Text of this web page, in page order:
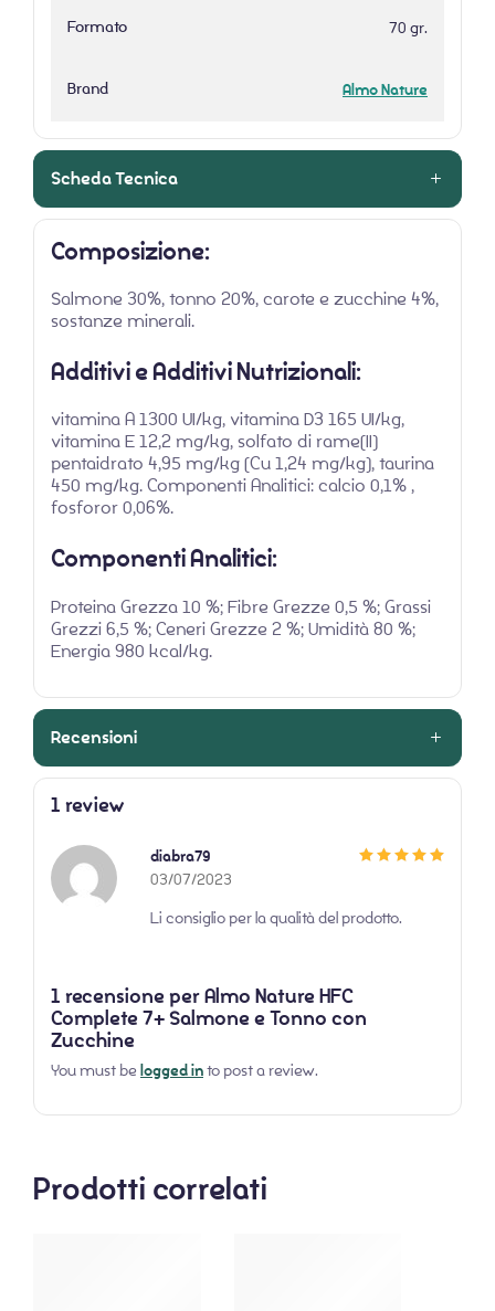
Formato 70 gr.
Brand Almo Nature
Scheda Tecnica
Composizione:
Salmone 30%, tonno 20%, carote e zucchine 4%,
sostanze minerali.
Additivi e Additivi Nutrizionali:
vitamina A 1300 UI/kg, vitamina D3 165 UI/kg,
vitamina E 12,2 mg/kg, solfato di rame(II)
pentaidrato 4,95 mg/kg (Cu 1,24 mg/kg), taurina
450 mg/kg. Componenti Analitici: calcio 0,1% ,
fosforor 0,06%.
Componenti Analitici:
Proteina Grezza 10 %; Fibre Grezze 0,5 %; Grassi
Grezzi 6,5 %; Ceneri Grezze 2 %; Umidità 80 %;
Energia 980 kcal/kg.
Recensioni
1 review
diabra79
03/07/2023
Li consiglio per la qualità del prodotto.
1 recensione perAlmo Nature HFC
Complete 7+ Salmone e Tonno con
Zucchine
You must be logged into post a review.
Prodotti correlati